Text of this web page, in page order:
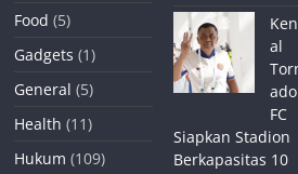
Food (5)
Gadgets (1)
General (5)
Health (11)
Hukum (109)
al
ado
FC
Siapkan Stadion
Berkapasitas 10